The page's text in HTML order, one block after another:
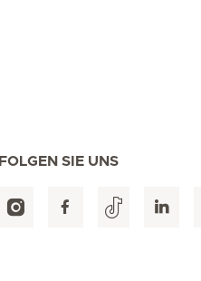
FOLGEN SIE UNS